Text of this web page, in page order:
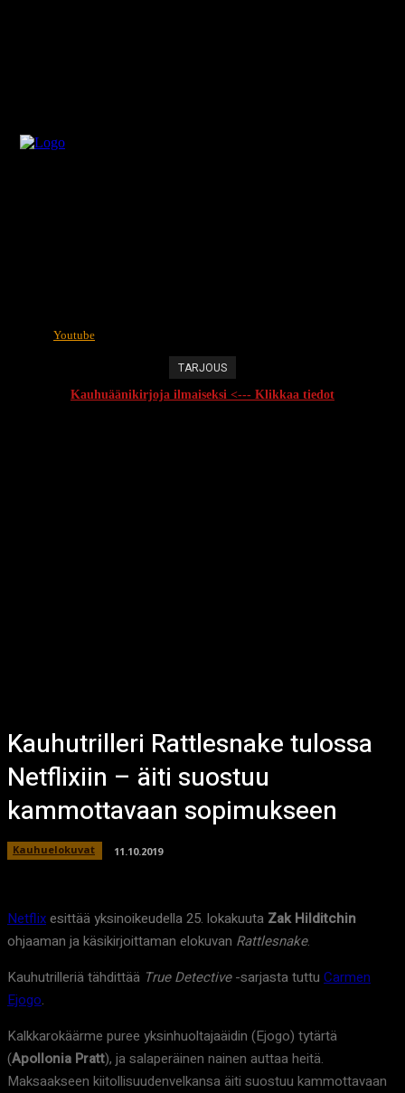
Youtube
TARJOUS
Kauhuäänikirjoja ilmaiseksi <--- Klikkaa tiedot
Kauhutrilleri Rattlesnake tulossa
Netflixiin – äiti suostuu
kammottavaan sopimukseen
Kauhuelokuvat 11.10.2019
Netflixesittää yksinoikeudella 25. lokakuuta Zak Hilditchin
ohjaaman ja käsikirjoittaman elokuvan Rattlesnake.
Kauhutrilleriä tähdittää True Detective-sarjasta tuttu Carmen
Ejogo.
Kalkkarokäärme puree yksinhuoltajaäidin (Ejogo) tytärtä
(Apollonia Pratt), ja salaperäinen nainen auttaa heitä.
Maksaakseen kiitollisuudenvelkansa äiti suostuu kammottavaan